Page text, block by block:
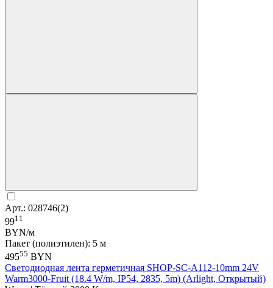
Арт.: 028746(2)
9911
BYN/м
Пакет (полиэтилен): 5 м
49555 BYN
Светодиодная лента герметичная SHOP-SC-A112-10mm 24V
Warm3000-Fruit (18.4 W/m, IP54, 2835, 5m) (Arlight, Открытый)